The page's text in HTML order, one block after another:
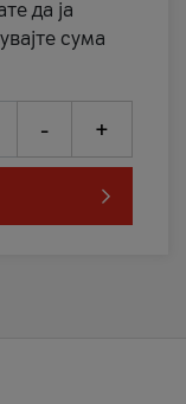
да ја
сума
- +